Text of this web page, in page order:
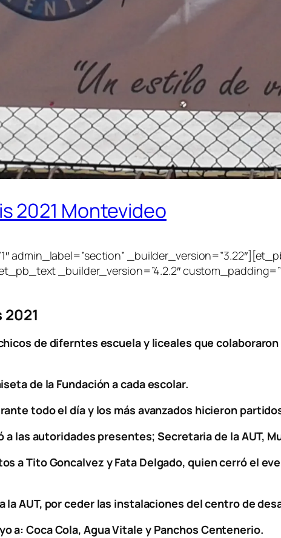
2021 Montevideo
admin_label=”section”
_builder_version=”4.2.2″
de diferntes escuela y liceales que
de la Fundación a cada escolar.
todo el día y los más avanzados hicieron
a las autoridades presentes; Secretaria de la AUT,
a Tito Goncalvez y Fata Delgado, quien cerró el
la AUT, por ceder las instalaciones del centro de
a: Coca Cola, Agua Vitale y Panchos Centenerio.